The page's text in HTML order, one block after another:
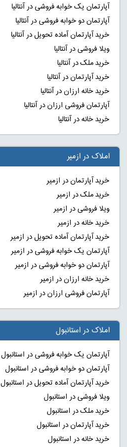
آپارتمان یک خوابه فروشی در آنتالیا
آپارتمان دو خوابه فروشی در آنتالیا
خرید آپارتمان آماده تحویل در آنتالیا
ویلا فروشی در آنتالیا
خرید ملک در آنتالیا
خرید آپارتمان در آنتالیا
خرید خانه ارزان در آنتالیا
آپارتمان فروشی ارزان در آنتالیا
خرید خانه در آنتالیا
املاک در ازمیر
خرید آپارتمان در ازمیر
خرید ملک در ازمیر
ویلا فروشی در ازمیر
خرید خانه در ازمیر
خرید آپارتمان آماده تحویل در ازمیر
آپارتمان یک خوابه فروشی در ازمیر
آپارتمان دو خوابه فروشی در ازمیر
خرید خانه ارزان در ازمیر
آپارتمان فروشی ارزان در ازمیر
املاک در استانبول
آپارتمان یک خوابه فروشی در استانبول
آپارتمان دو خوابه فروشی در استانبول
خرید آپارتمان آماده تحویل در استانبول
ویلا فروشی در استانبول
خرید ملک در استانبول
خرید آپارتمان در استانبول
خرید خانه در استانبول